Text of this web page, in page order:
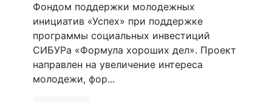
Фондом поддержки молодежных
инициатив «Успех» при поддержке
программы социальных инвестиций
СИБУРа «Формула хороших дел». Проект
направлен на увеличение интереса
молодежи, фор...